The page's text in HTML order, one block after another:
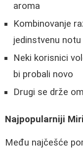
aroma
Kombinovanje
jedinstvenu notu
Neki korisnici
bi probali novo
Drugi se drže
Najpopularniji
Među najčešće